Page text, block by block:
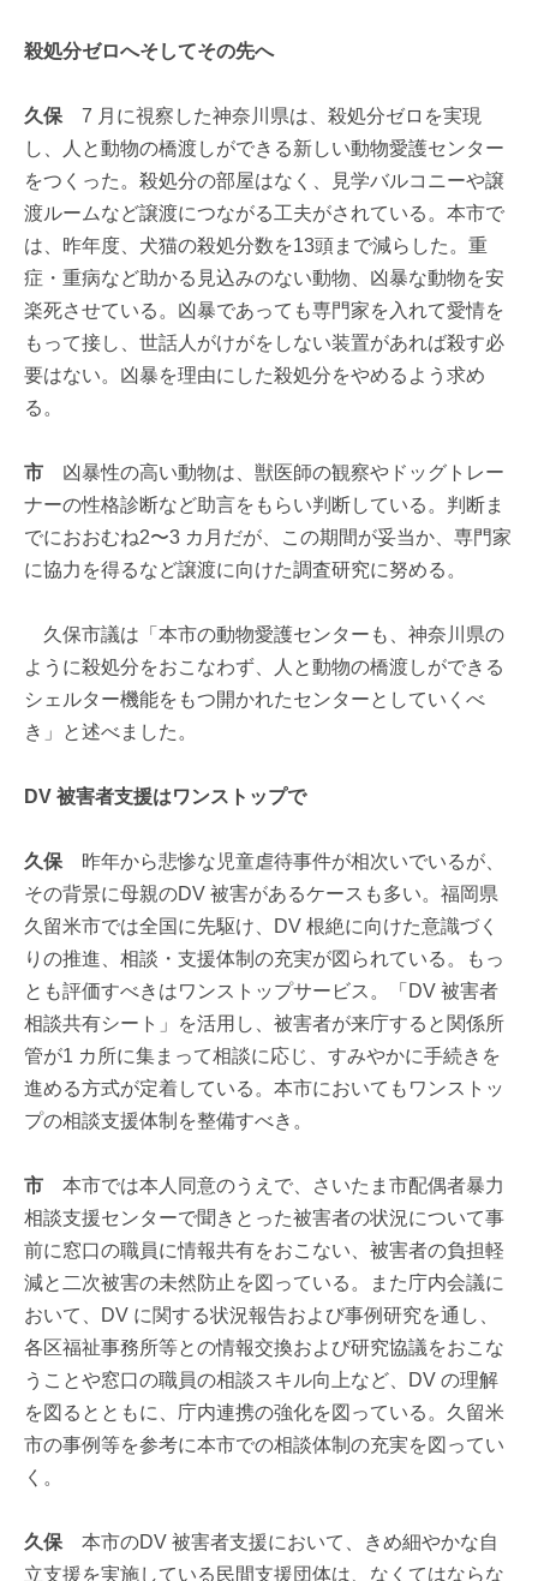
殺処分ゼロへそしてその先へ
久保 7 月に視察した神奈川県は、殺処分ゼロを実現
し、人と動物の橋渡しができる新しい動物愛護センター
をつくった。殺処分の部屋はなく、見学バルコニーや譲
渡ルームなど譲渡につながる工夫がされている。本市で
は、昨年度、犬猫の殺処分数を13頭まで減らした。重
症・重病など助かる見込みのない動物、凶暴な動物を安
楽死させている。凶暴であっても専門家を入れて愛情を
もって接し、世話人がけがをしない装置があれば殺す必
要はない。凶暴を理由にした殺処分をやめるよう求め
る。
市 凶暴性の高い動物は、獣医師の観察やドッグトレー
ナーの性格診断など助言をもらい判断している。判断ま
でにおおむね2〜3 カ月だが、この期間が妥当か、専門家
に協力を得るなど譲渡に向けた調査研究に努める。
久保市議は「本市の動物愛護センターも、神奈川県の
ように殺処分をおこなわず、人と動物の橋渡しができる
シェルター機能をもつ開かれたセンターとしていくべ
き」と述べました。
DV 被害者支援はワンストップで
久保 昨年から悲惨な児童虐待事件が相次いでいるが、
その背景に母親のDV 被害があるケースも多い。福岡県
久留米市では全国に先駆け、DV 根絶に向けた意識づく
りの推進、相談・支援体制の充実が図られている。もっ
とも評価すべきはワンストップサービス。「DV 被害者
相談共有シート」を活用し、被害者が来庁すると関係所
管が1 カ所に集まって相談に応じ、すみやかに手続きを
進める方式が定着している。本市においてもワンストッ
プの相談支援体制を整備すべき。
市 本市では本人同意のうえで、さいたま市配偶者暴力
相談支援センターで聞きとった被害者の状況について事
前に窓口の職員に情報共有をおこない、被害者の負担軽
減と二次被害の未然防止を図っている。また庁内会議に
おいて、DV に関する状況報告および事例研究を通し、
各区福祉事務所等との情報交換および研究協議をおこな
うことや窓口の職員の相談スキル向上など、DV の理解
を図るとともに、庁内連携の強化を図っている。久留米
市の事例等を参考に本市での相談体制の充実を図ってい
く。
久保 本市のDV 被害者支援において、きめ細やかな自
立支援を実施している民間支援団体は、なくてはならな